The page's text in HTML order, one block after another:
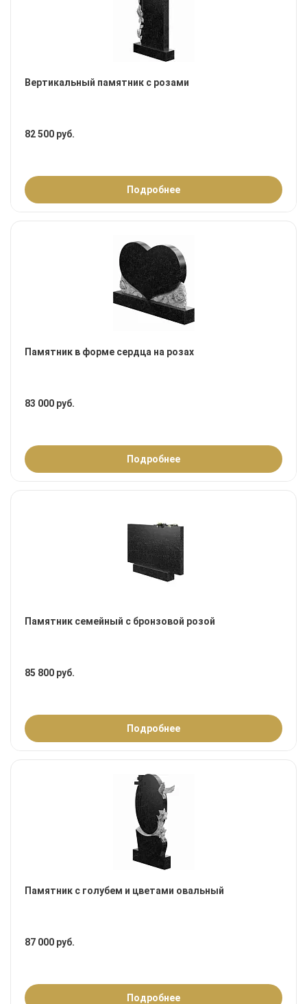
Вертикальный памятник с розами
82 500 руб.
Подробнее
Памятник в форме сердца на розах
83 000 руб.
Подробнее
Памятник семейный с бронзовой розой
85 800 руб.
Подробнее
Памятник с голубем и цветами овальный
87 000 руб.
Подробнее